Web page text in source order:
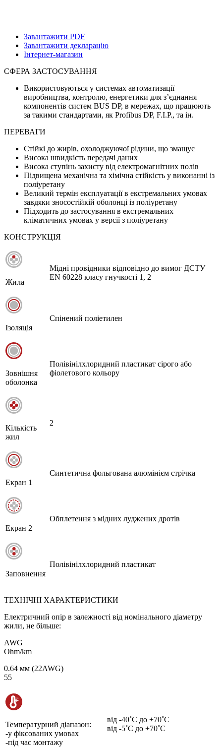
Завантажити PDF
Завантажити декларацію
Інтернет-магазин
СФЕРА ЗАСТОСУВАННЯ
Використовуються у системах автоматизації
виробництва, контролю, енергетики для з’єднання
компонентів систем BUS DP, в мережах, що працюють
за такими стандартами, як Profibus DP, F.I.P., та ін.
ПЕРЕВАГИ
Стійкі до жирів, охолоджуючої рідини, що змащує
Висока швидкість передачі даних
Висока ступінь захисту від електромагнітних полів
Підвищена механічна та хімічна стійкість у виконанні із
поліуретану
Великий термін експлуатації в екстремальних умовах
завдяки зносостійкій оболонці із поліуретану
Підходить до застосування в екстремальних
кліматичних умовах у версії з поліуретану
КОНСТРУКЦІЯ
Жила
Мідні провідники відповідно до вимог ДСТУ
EN 60228 класу гнучкості 1, 2
Ізоляція
Спінений поліетилен
Зовнішня
оболонка
Полівінілхлоридний пластикат сірого або
фіолетового кольору
Кількість
жил
2
Екран 1
Синтетична фольгована алюмінієм стрічка
Екран 2
Обплетення з мідних луджених дротів
Заповнення
Полівінілхлоридний пластикат
ТЕХНІЧНІ ХАРАКТЕРИСТИКИ
Електричний опір в залежності від номінального діаметру
жили, не більше:
AWG
Ohm/km
0.64 мм (22AWG)
55
Температурний діапазон:
-у фіксованих умовах
-під час монтажу
від -40˚С до +70˚С
від -5˚С до +70˚С